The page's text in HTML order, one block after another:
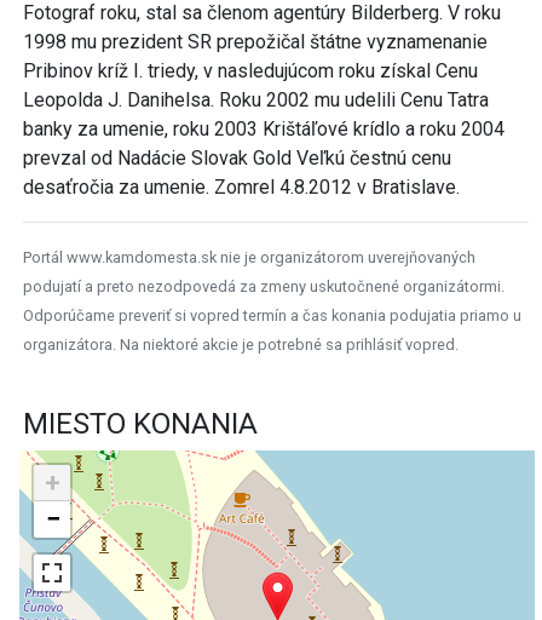
Fotograf roku, stal sa členom agentúry Bilderberg. V roku
1998 mu prezident SR prepožičal štátne vyznamenanie
Pribinov kríž I. triedy, v nasledujúcom roku získal Cenu
Leopolda J. Danihelsa. Roku 2002 mu udelili Cenu Tatra
banky za umenie, roku 2003 Krištáľové krídlo a roku 2004
prevzal od Nadácie Slovak Gold Veľkú čestnú cenu
desaťročia za umenie. Zomrel 4.8.2012 v Bratislave.
Portál www.kamdomesta.sk nie je organizátorom uverejňovaných
podujatí a preto nezodpovedá za zmeny uskutočnené organizátormi.
Odporúčame preveriť si vopred termín a čas konania podujatia priamo u
organizátora. Na niektoré akcie je potrebné sa prihlásiť vopred.
MIESTO KONANIA
+
−